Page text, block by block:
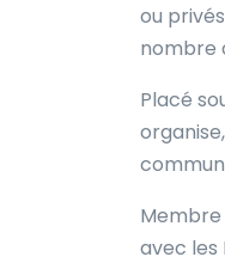
ou
nombre
Placé
Membre
avec les